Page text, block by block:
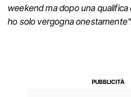
weekend ma dopo una qualifica
ho solo vergogna